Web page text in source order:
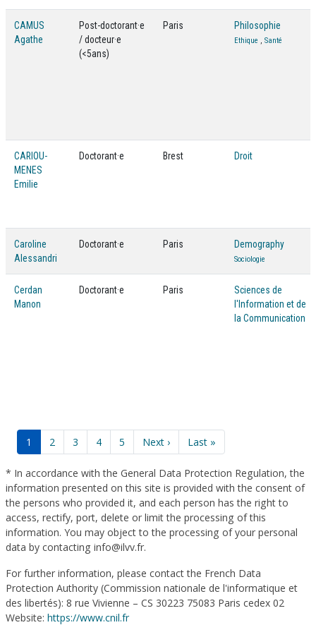
CAMUS
Agathe
Post-doctorant·e
/ docteur·e
(<5ans)
Paris Philosophie
Ethique , Santé
CARIOU-
MENES
Emilie
Doctorant·e Brest Droit
Caroline
Alessandri
Doctorant·e Paris Demography
Sociologie
Cerdan
Manon
Doctorant·e Paris
Sciences de
l'Information et de
la Communication
Pagination
Current
page
1 Page
2 Page
3 Page
4 Page
5
Next
page
Next ›
Last
page
Last »
* In accordance with the General Data Protection Regulation, the
information presented on this site is provided with the consent of
the persons who provided it, and each person has the right to
access, rectify, port, delete or limit the processing of this
information. You may object to the processing of your personal
data by contacting info@ilvv.fr.
For further information, please contact the French Data
Protection Authority (Commission nationale de l'informatique et
des libertés): 8 rue Vivienne – CS 30223 75083 Paris cedex 02
Website: https://www.cnil.fr